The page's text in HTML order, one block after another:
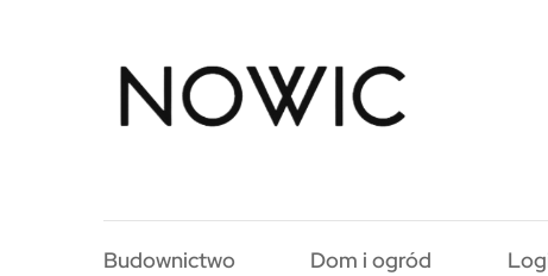
Budownictwo Dom i ogród